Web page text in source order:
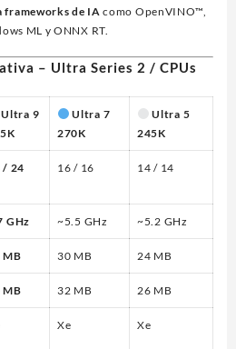
frameworks de IA como OpenVINO™,
ML y ONNX RT.
– Ultra Series 2 / CPUs
Ultra 9
Ultra 7
270K
Ultra 5
245K
/ 24 16 / 16 14 / 14
GHz ~5.5 GHz ~5.2 GHz
MB 30 MB 24 MB
MB 32 MB 26 MB
Xe Xe